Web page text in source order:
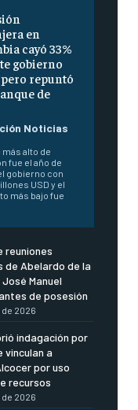
en
cayó 33%
gobierno
repuntó
de
Noticias
más alto de
fue el año de
gobierno con
USD y el
más bajo fue
reuniones
de Abelardo de la
Manuel
de posesión
2026
indagación por
vinculan a
por uso
recursos
2026